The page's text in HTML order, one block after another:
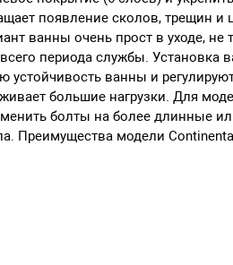
появление сколов, трещин и
ванны очень прост в уходе, не
периода службы.
ванны и
большие нагрузки. Для
болты на более длинные
Преимущества модели